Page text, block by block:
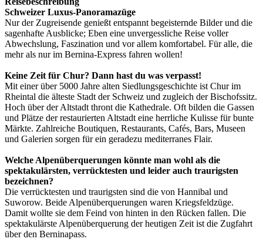
Schweizer Luxus-Panoramazüge
Nur der Zugreisende genießt entspannt begeisternde Bilder und die
sagenhafte Ausblicke; Eben eine unvergessliche Reise voller
Abwechslung, Faszination und vor allem komfortabel. Für alle, die
mehr als nur im Bernina-Express fahren wollen!
Keine Zeit für Chur? Dann hast du was verpasst!
Mit einer über 5000 Jahre alten Siedlungsgeschichte ist Chur im
Rheintal die älteste Stadt der Schweiz und zugleich der Bischofssitz.
Hoch über der Altstadt thront die Kathedrale. Oft bilden die Gassen
und Plätze der restaurierten Altstadt eine herrliche Kulisse für bunte
Märkte. Zahlreiche Boutiquen, Restaurants, Cafés, Bars, Museen
und Galerien sorgen für ein geradezu mediterranes Flair.
Welche Alpenüberquerungen könnte man wohl als die
spektakulärsten, verrücktesten und leider auch traurigsten
bezeichnen?
Die verrücktesten und traurigsten sind die von Hannibal und
Suworow. Beide Alpenüberquerungen waren Kriegsfeldzüge.
Damit wollte sie dem Feind von hinten in den Rücken fallen. Die
spektakulärste Alpenüberquerung der heutigen Zeit ist die Zugfahrt
über den Berninapass.